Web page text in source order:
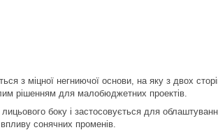
з міцної негниючої основи, на яку з двох
рішенням для малобюджетних проектів.
боку і застосовується для
сонячних променів.